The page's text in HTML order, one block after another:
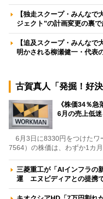
【独走スクープ・みんなで
ジェクト”の計画変更の裏
【追及スクープ・みんな
明かされる柳瀬健一・代表
古賀真人「発掘！好決
《株価34％急
6月の売上低
6月3日に8330円をつけたワ
7564）の株価は、わずか1カ
三菱重工が「AIインフラの
運 エヌビディアとの提携